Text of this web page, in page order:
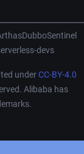
DubboSentinel
devs
underCC-BY-4.0
Alibaba has